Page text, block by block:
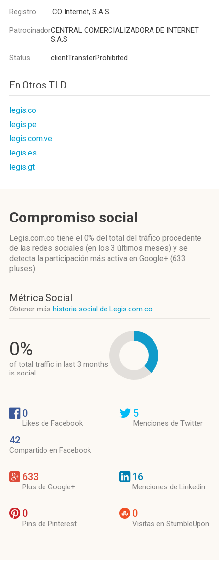
Registro .CO Internet, S.A.S.
PatrocinadorCENTRAL COMERCIALIZADORA DE INTERNET
S.A.S
Status clientTransferProhibited
En Otros TLD
legis.co
legis.pe
legis.com.ve
legis.es
legis.gt
Compromiso social
Legis.com.co tiene el 0% del total del tráfico procedente
de las redes sociales (en los 3 últimos meses) y se
detecta la participación más activa en Google+ (633
pluses)
Métrica Social
Obtener más historia social de Legis.com.co
0%
of total traffic in last 3 months
is social
0
Likes de Facebook
42
Compartido en Facebook
5
Menciones de Twitter
633
Plus de Google+
16
Menciones de Linkedin
0
Pins de Pinterest
0
Visitas en StumbleUpon